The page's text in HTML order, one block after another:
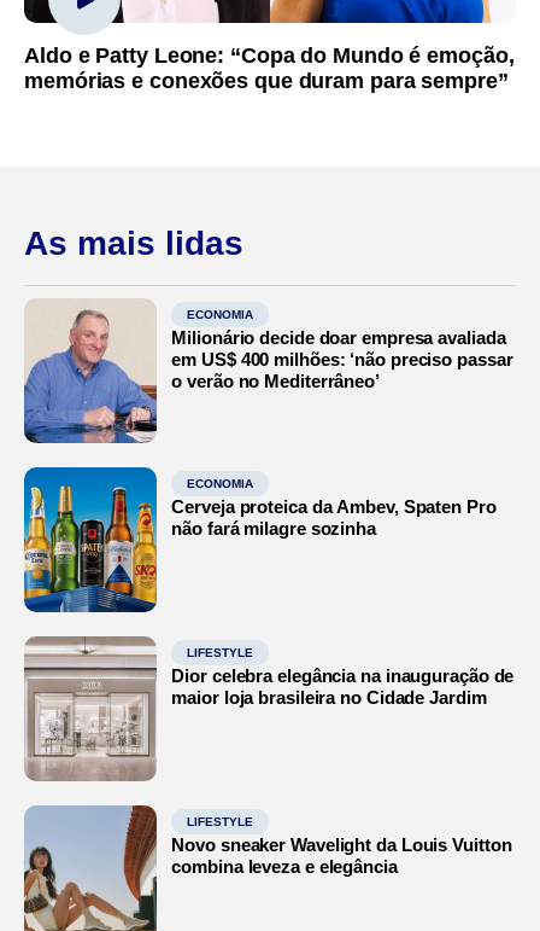
Aldo e Patty Leone: “Copa do Mundo é emoção,
memórias e conexões que duram para sempre”
As mais lidas
ECONOMIA
Milionário decide doar empresa avaliada
em US$ 400 milhões: ‘não preciso passar
o verão no Mediterrâneo’
ECONOMIA
Cerveja proteica da Ambev, Spaten Pro
não fará milagre sozinha
LIFESTYLE
Dior celebra elegância na inauguração de
maior loja brasileira no Cidade Jardim
LIFESTYLE
Novo sneaker Wavelight da Louis Vuitton
combina leveza e elegância